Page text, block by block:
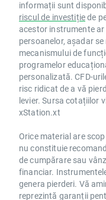
informații sunt
riscul de investițiede
acestor instrumente
persoanelor, așadar
mecanismului de
programelor
personalizată. CFD-
risc ridicat de a vă
levier. Sursa cotațiilor
xStation.xt
Orice material are
nu constituie
de cumpărare sau
financiar.
genera pierderi. Vă
reprezintă garanții